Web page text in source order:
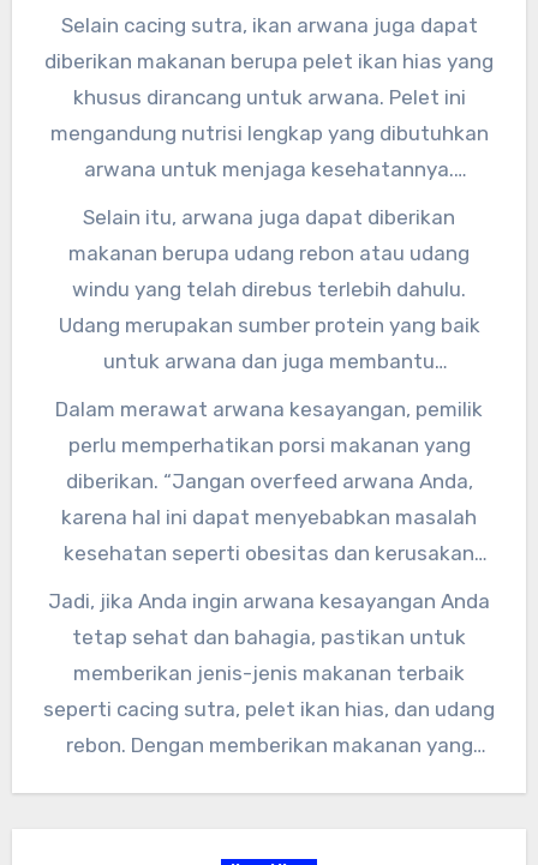
mengandung asam lemak omega-3 yang baik
untuk kesehatan jantung arwana.
Selain cacing sutra, ikan arwana juga dapat
diberikan makanan berupa pelet ikan hias yang
khusus dirancang untuk arwana. Pelet ini
mengandung nutrisi lengkap yang dibutuhkan
arwana untuk menjaga kesehatannya.
Beberapa merek pelet ikan hias yang
direkomendasikan untuk arwana antara lain
Hikari, Sera, dan Tetra.
Selain itu, arwana juga dapat diberikan
makanan berupa udang rebon atau udang
windu yang telah direbus terlebih dahulu.
Udang merupakan sumber protein yang baik
untuk arwana dan juga membantu
meningkatkan warna dan kilau ikan arwana.
Dalam merawat arwana kesayangan, pemilik
perlu memperhatikan porsi makanan yang
diberikan. “Jangan overfeed arwana Anda,
karena hal ini dapat menyebabkan masalah
kesehatan seperti obesitas dan kerusakan
organ dalam,” tambah Dr. John Smith.
Jadi, jika Anda ingin arwana kesayangan Anda
tetap sehat dan bahagia, pastikan untuk
memberikan jenis-jenis makanan terbaik
seperti cacing sutra, pelet ikan hias, dan udang
rebon. Dengan memberikan makanan yang
memiliki warna yang indah.